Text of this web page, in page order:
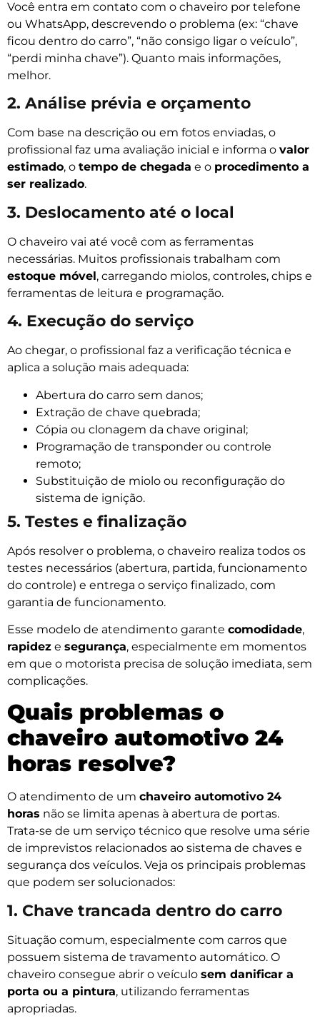
Você entra em contato com o chaveiro por telefone
ou WhatsApp, descrevendo o problema (ex: “chave
ficou dentro do carro”, “não consigo ligar o veículo”,
“perdi minha chave”). Quanto mais informações,
melhor.
2. Análise prévia e orçamento
Com base na descrição ou em fotos enviadas, o
profissional faz uma avaliação inicial e informa o valor
estimado, o tempo de chegada e o procedimento a
ser realizado.
3. Deslocamento até o local
O chaveiro vai até você com as ferramentas
necessárias. Muitos profissionais trabalham com
estoque móvel, carregando miolos, controles, chips e
ferramentas de leitura e programação.
4. Execução do serviço
Ao chegar, o profissional faz a verificação técnica e
aplica a solução mais adequada:
Abertura do carro sem danos;
Extração de chave quebrada;
Cópia ou clonagem da chave original;
Programação de transponder ou controle
remoto;
Substituição de miolo ou reconfiguração do
sistema de ignição.
5. Testes e finalização
Após resolver o problema, o chaveiro realiza todos os
testes necessários (abertura, partida, funcionamento
do controle) e entrega o serviço finalizado, com
garantia de funcionamento.
Esse modelo de atendimento garante comodidade,
rapidez e segurança, especialmente em momentos
em que o motorista precisa de solução imediata, sem
complicações.
Quais problemas o
chaveiro automotivo 24
horas resolve?
O atendimento de um chaveiro automotivo 24
horas não se limita apenas à abertura de portas.
Trata-se de um serviço técnico que resolve uma série
de imprevistos relacionados ao sistema de chaves e
segurança dos veículos. Veja os principais problemas
que podem ser solucionados:
1. Chave trancada dentro do carro
Situação comum, especialmente com carros que
possuem sistema de travamento automático. O
chaveiro consegue abrir o veículo sem danificar a
porta ou a pintura, utilizando ferramentas
apropriadas.